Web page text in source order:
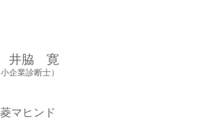
井脇 寛
企業診断士）
マヒンド